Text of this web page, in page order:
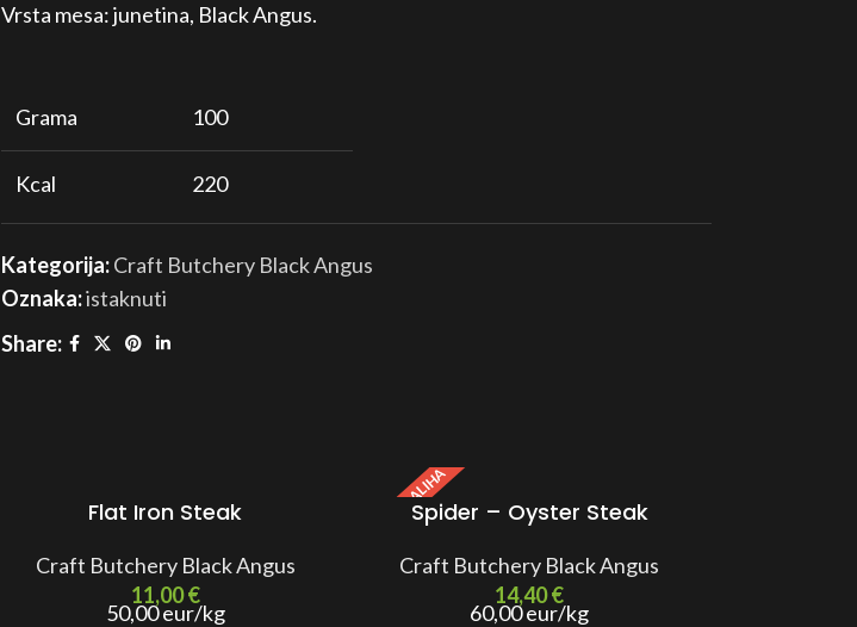
Vrsta mesa: junetina, Black Angus.
Grama 100
Kcal 220
Protein
Kategorija:Craft Butchery Black Angus
Oznaka:istaknuti
Share:
Flat Iron Steak
Craft Butchery Black Angus
11,00€
50,00 eur/kg
MALA ZALIHA
Spider – Oyster Steak
Craft Butchery Black Angus
14,40€
60,00 eur/kg